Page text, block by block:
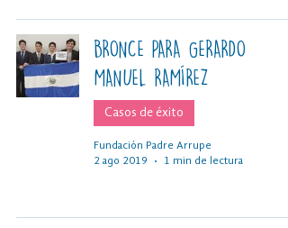
BRONCE PARA GERARDO
MANUEL RAMÍREZ
Casos de éxito
Fundación Padre Arrupe
2 ago 2019
1 min de lectura